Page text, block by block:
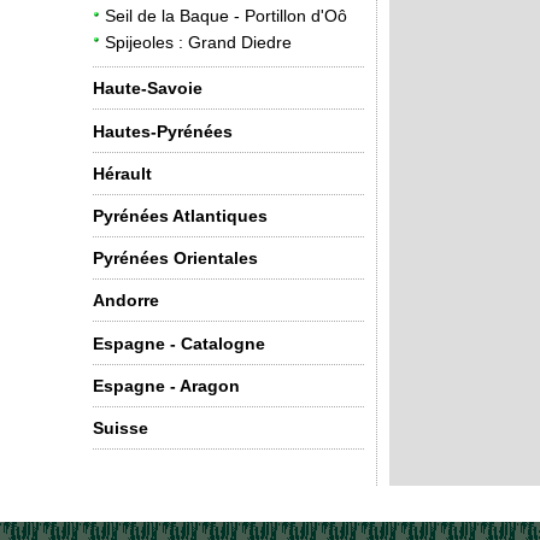
Seil de la Baque - Portillon d'Oô
Spijeoles : Grand Diedre
Haute-Savoie
Hautes-Pyrénées
Hérault
Pyrénées Atlantiques
Pyrénées Orientales
Andorre
Espagne - Catalogne
Espagne - Aragon
Suisse